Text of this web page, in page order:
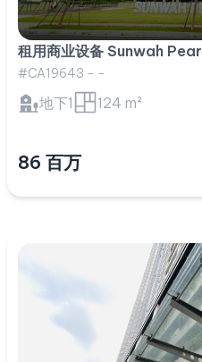
租用商业设备 Sunwah Pearl
#CA19643 - -
地下1 124 m²
86 百万